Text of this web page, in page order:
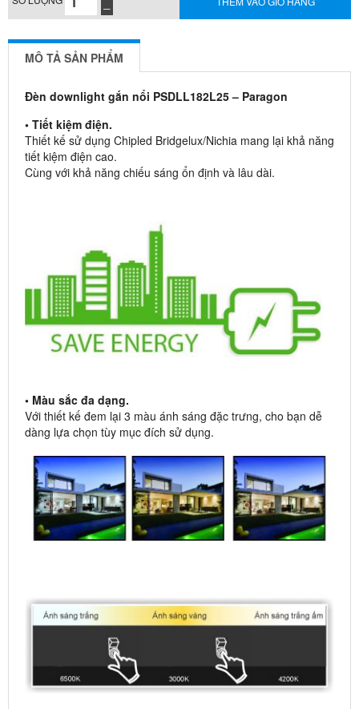
MÔ TẢ SẢN PHẨM
Đèn downlight gắn nổi PSDLL182L25 – Paragon
• Tiết kiệm điện.
Thiết kế sử dụng Chipled Bridgelux/Nichia mang lại khả năng
tiết kiệm điện cao.
Cùng với khả năng chiếu sáng ổn định và lâu dài.
• Màu sắc đa dạng.
Với thiết kế đem lại 3 màu ánh sáng đặc trưng, cho bạn dễ
dàng lựa chọn tùy mục đích sử dụng.